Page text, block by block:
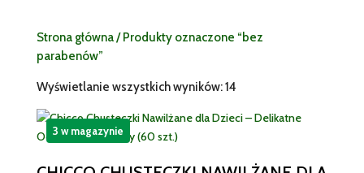
Strona główna/ Produkty oznaczone “bez
parabenów”
Wyświetlanie wszystkich wyników: 14
3 w magazynie